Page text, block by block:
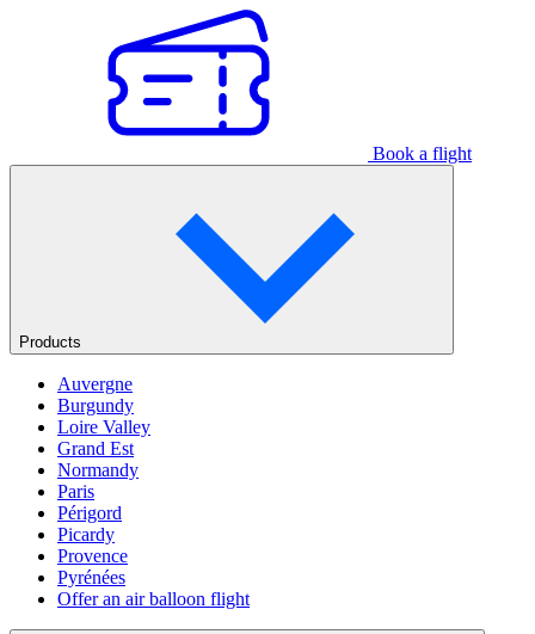
Book a flight
Products
Auvergne
Burgundy
Loire Valley
Grand Est
Normandy
Paris
Périgord
Picardy
Provence
Pyrénées
Offer an air balloon flight